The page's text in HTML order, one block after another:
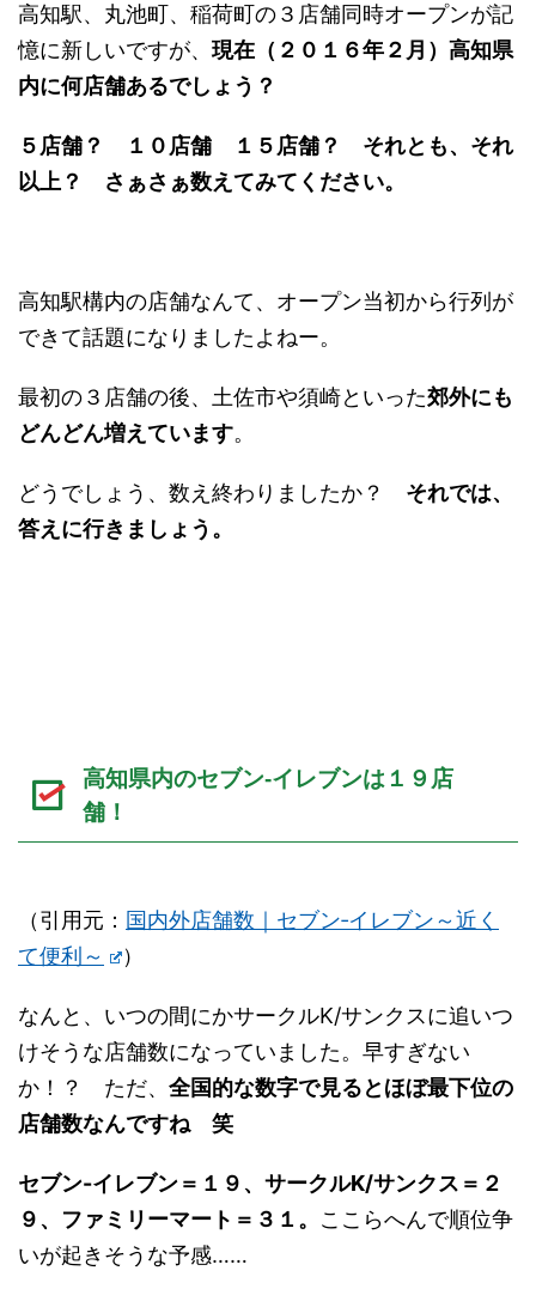
高知駅、丸池町、稲荷町の３店舗同時オープンが記
憶に新しいですが、 現在（２０１６年２月）高知県
内に何店舗あるでしょう？
５店舗？ １０店舗 １５店舗？ それとも、それ
以上？ さぁさぁ数えてみてください。
高知駅構内の店舗なんて、オープン当初から行列が
できて話題になりましたよねー。
最初の３店舗の後、土佐市や須崎といった郊外にも
どんどん増えています。
どうでしょう、数え終わりましたか？ それでは、
答えに行きましょう。
高知県内のセブン-イレブンは１９店
舗！
（引用元： 国内外店舗数｜セブン‐イレブン～近く
て便利～
）
なんと、いつの間にかサークルK/サンクスに追いつ
けそうな店舗数になっていました。早すぎない
か！？ ただ、 全国的な数字で見るとほぼ最下位の
店舗数なんですね 笑
セブン-イレブン＝１９、サークルK/サンクス＝２
９、ファミリーマート＝３１。 ここらへんで順位争
いが起きそうな予感……